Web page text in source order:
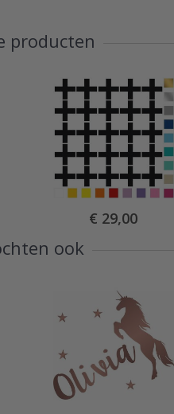
producten
Special
Price
€ 29,00
ook